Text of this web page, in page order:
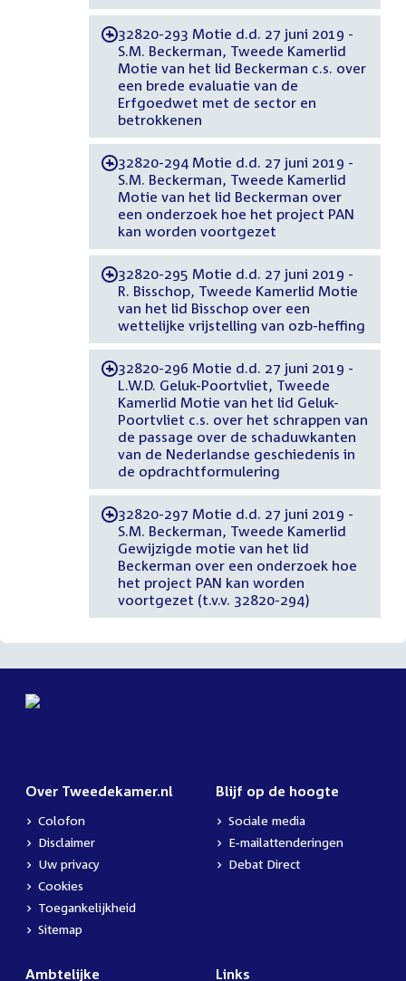
-32820-293 Motie d.d. 27 juni 2019 -
S.M. Beckerman, Tweede Kamerlid
Motie van het lid Beckerman c.s. over
een brede evaluatie van de
Erfgoedwet met de sector en
betrokkenen
-32820-294 Motie d.d. 27 juni 2019 -
S.M. Beckerman, Tweede Kamerlid
Motie van het lid Beckerman over
een onderzoek hoe het project PAN
kan worden voortgezet
-32820-295 Motie d.d. 27 juni 2019 -
R. Bisschop, Tweede Kamerlid Motie
van het lid Bisschop over een
wettelijke vrijstelling van ozb-heffing
-32820-296 Motie d.d. 27 juni 2019 -
L.W.D. Geluk-Poortvliet, Tweede
Kamerlid Motie van het lid Geluk-
Poortvliet c.s. over het schrappen van
de passage over de schaduwkanten
van de Nederlandse geschiedenis in
de opdrachtformulering
-32820-297 Motie d.d. 27 juni 2019 -
S.M. Beckerman, Tweede Kamerlid
Gewijzigde motie van het lid
Beckerman over een onderzoek hoe
het project PAN kan worden
voortgezet (t.v.v. 32820-294)
Over Tweedekamer.nl
Colofon
Disclaimer
Uw privacy
Cookies
Toegankelijkheid
Sitemap
Blijf op de hoogte
Sociale media
E-mailattenderingen
Debat Direct
Ambtelijke Links